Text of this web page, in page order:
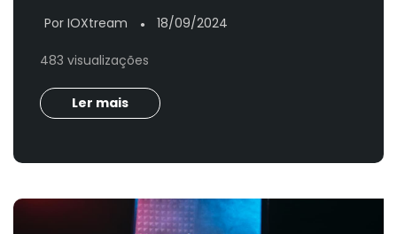
Por IOXtream ● 18/09/2024
483 visualizações
Ler mais